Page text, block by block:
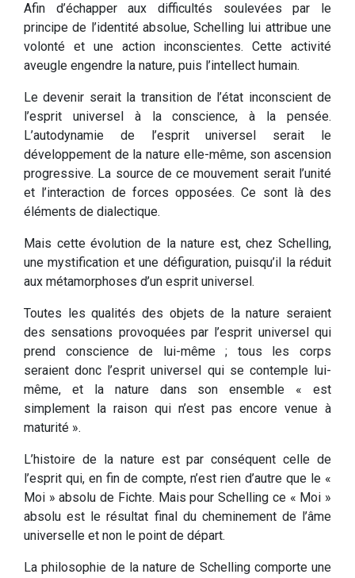
Afin d’échapper aux difficultés soulevées par le
principe de l’identité absolue, Schelling lui attribue une
volonté et une action inconscientes. Cette activité
aveugle engendre la nature, puis l’intellect humain.
Le devenir serait la transition de l’état inconscient de
l’esprit universel à la conscience, à la pensée.
L’autodynamie de l’esprit universel serait le
développement de la nature elle-même, son ascension
progressive. La source de ce mouvement serait l’unité
et l’interaction de forces opposées. Ce sont là des
éléments de dialectique.
Mais cette évolution de la nature est, chez Schelling,
une mystification et une défiguration, puisqu’il la réduit
aux métamorphoses d’un esprit universel.
Toutes les qualités des objets de la nature seraient
des sensations provoquées par l’esprit universel qui
prend conscience de lui-même ; tous les corps
seraient donc l’esprit universel qui se contemple lui-
même, et la nature dans son ensemble « est
simplement la raison qui n’est pas encore venue à
maturité ».
L’histoire de la nature est par conséquent celle de
l’esprit qui, en fin de compte, n’est rien d’autre que le «
Moi » absolu de Fichte. Mais pour Schelling ce « Moi »
absolu est le résultat final du cheminement de l’âme
universelle et non le point de départ.
La philosophie de la nature de Schelling comporte une